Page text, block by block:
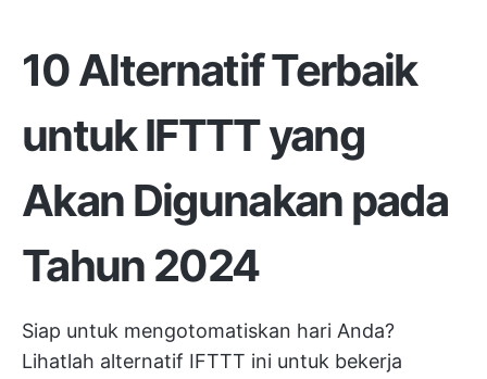
10 Alternatif Terbaik
untuk IFTTT yang
Akan Digunakan pada
Tahun 2024
Siap untuk mengotomatiskan hari Anda?
Lihatlah alternatif IFTTT ini untuk bekerja